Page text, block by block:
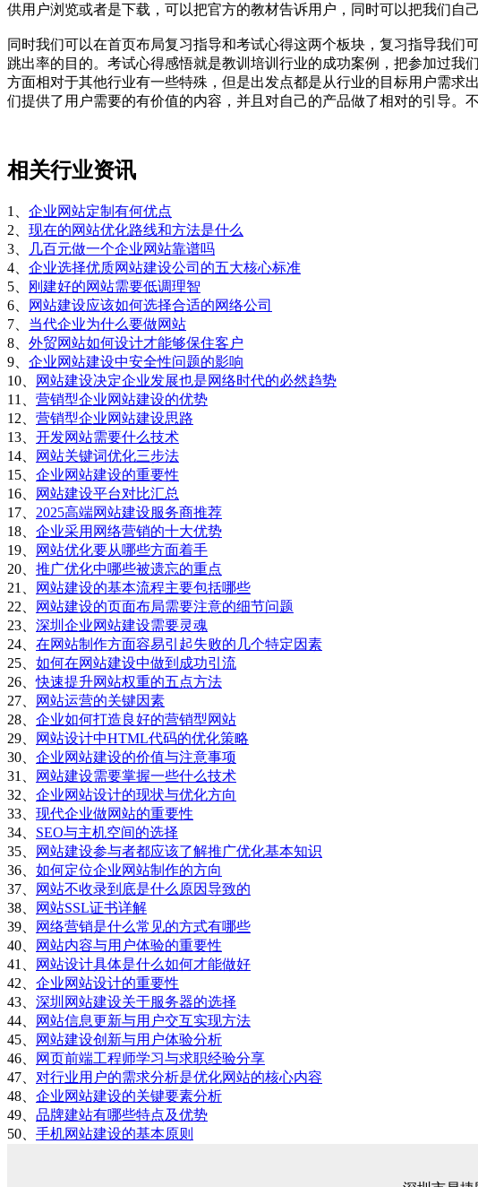
供用户浏览或者是下载，可以把官方的教材告诉用户，同时可以把我们自
同时我们可以在首页布局复习指导和考试心得这两个板块，复习指导我
跳出率的目的。 考试心得感悟就是教训培训行业的成功案例，把参加过我
方面相对于其他行业有一些特殊，但是出发点都是从行业的目标用户需
们提供了用户需要的有价值的内容，并且对自己的产品做了相对的引导。
相关行业资讯
1、 企业网站定制有何优点
2、 现在的网站优化路线和方法是什么
3、
几百元做一个企业网站靠谱吗
4、 企业选择优质网站建设公司的五大核心标准
5、
刚建好的网站需要低调理智
6、
网站建设应该如何选择合适的网络公司
7、 当代企业为什么要做网站
8、 外贸网站如何设计才能够保住客户
9、 企业网站建设中安全性问题的影响
10、
网站建设决定企业发展也是网络时代的必然趋势
11、 营销型企业网站建设的优势
12、 营销型企业网站建设思路
13、 开发网站需要什么技术
14、
网站关键词优化三步法
15、 企业网站建设的重要性
16、
网站建设平台对比汇总
17、 2025高端网站建设服务商推荐
18、 企业采用网络营销的十大优势
19、
网站优化要从哪些方面着手
20、 推广优化中哪些被遗忘的重点
21、
网站建设的基本流程主要包括哪些
22、
网站建设的页面布局需要注意的细节问题
23、 深圳企业网站建设需要灵魂
24、 在网站制作方面容易引起失败的几个特定因素
25、 如何在网站建设中做到成功引流
26、快速提升网站权重的五点方法
27、
网站运营的关键因素
28、 企业如何打造良好的营销型网站
29、
网站设计中HTML代码的优化策略
30、 企业网站建设的价值与注意事项
31、
网站建设需要掌握一些什么技术
32、 企业网站设计的现状与优化方向
33、 现代企业做网站的重要性
34、 SEO与主机空间的选择
35、
网站建设参与者都应该了解推广优化基本知识
36、 如何定位企业网站制作的方向
37、
网站不收录到底是什么原因导致的
38、
网站SSL证书详解
39、
网络营销是什么常见的方式有哪些
40、
网站内容与用户体验的重要性
41、
网站设计具体是什么如何才能做好
42、 企业网站设计的重要性
43、 深圳网站建设关于服务器的选择
44、
网站信息更新与用户交互实现方法
45、
网站建设创新与用户体验分析
46、
网页前端工程师学习与求职经验分享
47、 对行业用户的需求分析是优化网站的核心内容
48、 企业网站建设的关键要素分析
49、 品牌建站有哪些特点及优势
50、 手机网站建设的基本原则